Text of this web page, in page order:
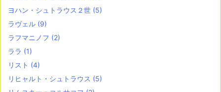
ヨハン・シュトラウス２世 (5)
ラヴェル (9)
ラフマニノフ (2)
ララ (1)
リスト (4)
リヒャルト・シュトラウス (5)